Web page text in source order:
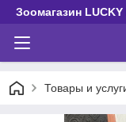
Зоомагазин
Товары и